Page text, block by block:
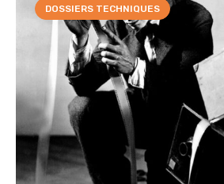
DOSSIERS TECHNIQUES